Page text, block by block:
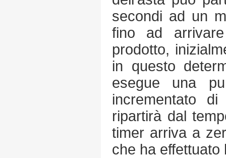
secondi ad un
fino ad
prodotto,
in questo
esegue una
incrementato
ripartirà dal
timer arriva a
che ha effettuato